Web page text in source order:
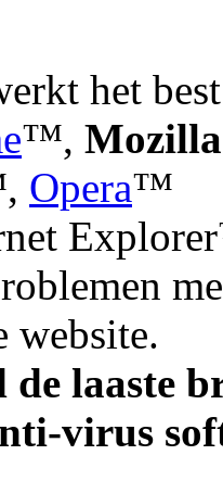
het
™, Mozilla
Opera™
website.
laaste
virus